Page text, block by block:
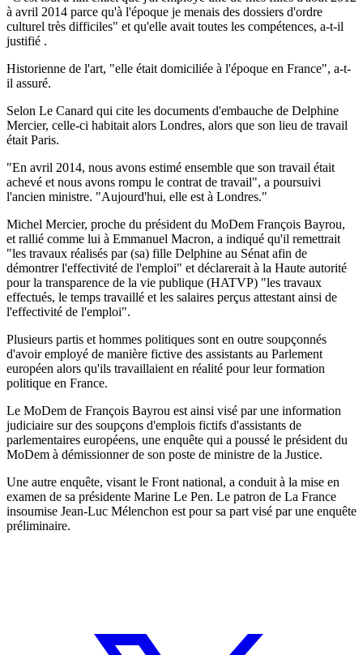
à avril 2014 parce qu'à l'époque je menais des dossiers d'ordre
culturel très difficiles" et qu'elle avait toutes les compétences, a-t-il
justifié .
Historienne de l'art, "elle était domiciliée à l'époque en France", a-t-
il assuré.
Selon Le Canard qui cite les documents d'embauche de Delphine
Mercier, celle-ci habitait alors Londres, alors que son lieu de travail
était Paris.
"En avril 2014, nous avons estimé ensemble que son travail était
achevé et nous avons rompu le contrat de travail", a poursuivi
l'ancien ministre. "Aujourd'hui, elle est à Londres."
Michel Mercier, proche du président du MoDem François Bayrou,
et rallié comme lui à Emmanuel Macron, a indiqué qu'il remettrait
"les travaux réalisés par (sa) fille Delphine au Sénat afin de
démontrer l'effectivité de l'emploi" et déclarerait à la Haute autorité
pour la transparence de la vie publique (HATVP) "les travaux
effectués, le temps travaillé et les salaires perçus attestant ainsi de
l'effectivité de l'emploi".
Plusieurs partis et hommes politiques sont en outre soupçonnés
d'avoir employé de manière fictive des assistants au Parlement
européen alors qu'ils travaillaient en réalité pour leur formation
politique en France.
Le MoDem de François Bayrou est ainsi visé par une information
judiciaire sur des soupçons d'emplois fictifs d'assistants de
parlementaires européens, une enquête qui a poussé le président du
MoDem à démissionner de son poste de ministre de la Justice.
Une autre enquête, visant le Front national, a conduit à la mise en
examen de sa présidente Marine Le Pen. Le patron de La France
insoumise Jean-Luc Mélenchon est pour sa part visé par une enquête
préliminaire.